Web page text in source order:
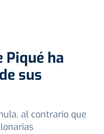
Piqué ha
sus
al contrario que